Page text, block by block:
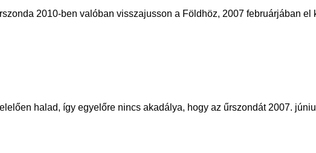
2010-ben valóban visszajusson a Földhöz, 2007 februárjában
halad, így egyelőre nincs akadálya, hogy az űrszondát 2007.